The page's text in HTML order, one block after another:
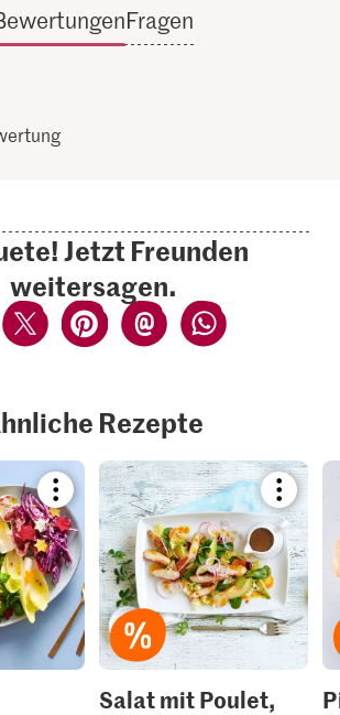
Fragen
Jetzt Freunden
weitersagen.
Rezepte
Bookmark
recipe
or
add
it
to
your
collections.
recipe
or
add
to
your
Salat mit Poulet,